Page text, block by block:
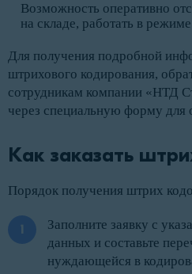
Возможность оперативно
на складе, работать в
Для получения подробной
штрихового кодирования,
сотрудникам компании «НТД
через специальную форму для
Как заказать
Порядок получения штрих
Заполните заявку с
данных и составьте
нуждающейся в